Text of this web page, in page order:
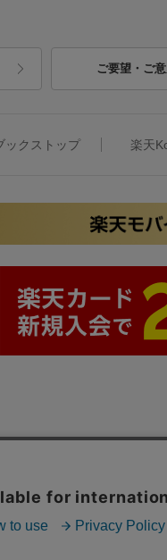
ご要望・ご
ックストップ 楽天